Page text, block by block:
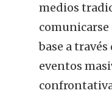
medios
base a través
eventos